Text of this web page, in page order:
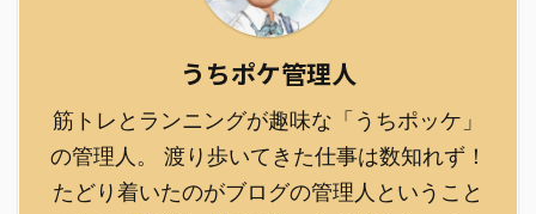
うちポケ管理人
筋トレとランニングが趣味な「うちポッケ」
の管理人。 渡り歩いてきた仕事は数知れず！
たどり着いたのがブログの管理人ということ